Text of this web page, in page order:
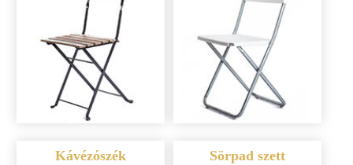
Kávézószék Sörpad szett